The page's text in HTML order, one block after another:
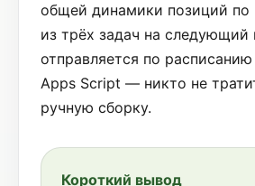
общей динамики позиций по
из трёх задач на следующий
отправляется по
Apps Script — никто не
ручную сборку.
Короткий вывод